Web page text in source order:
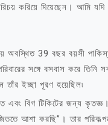
করিয়ে দিয়েছেন। আমি
অবস্থিত 39 বছর বয়সী
সঙ্গে বসবাস করে
তাঁর ইচ্ছা পূরণ হয়েছিল৷
এবং বিগ টিকিটের জন্য
আশা করছি”। তার